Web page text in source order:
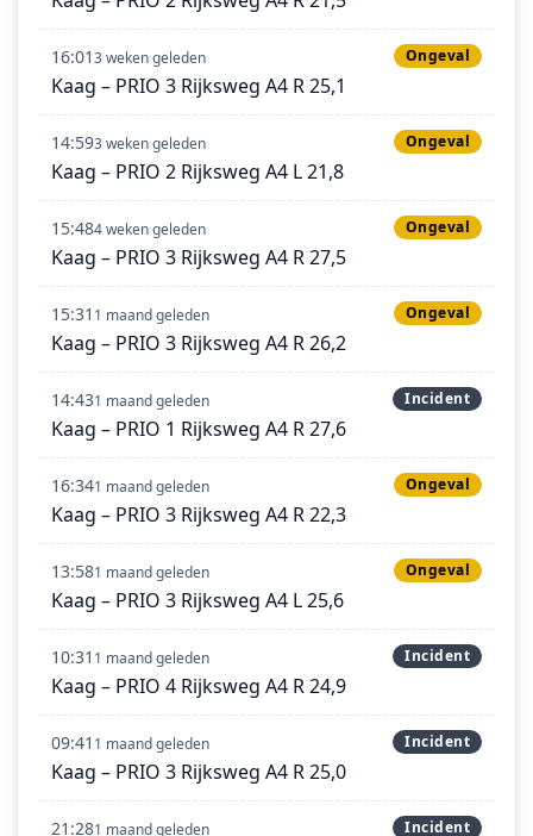
16:013 weken geleden Ongeval
Kaag – PRIO 3 Rijksweg A4 R 25,1
14:593 weken geleden Ongeval
Kaag – PRIO 2 Rijksweg A4 L 21,8
15:484 weken geleden Ongeval
Kaag – PRIO 3 Rijksweg A4 R 27,5
15:31 1 maand geleden Ongeval
Kaag – PRIO 3 Rijksweg A4 R 26,2
14:431 maand geleden Incident
Kaag – PRIO 1 Rijksweg A4 R 27,6
16:341 maand geleden Ongeval
Kaag – PRIO 3 Rijksweg A4 R 22,3
13:581 maand geleden Ongeval
Kaag – PRIO 3 Rijksweg A4 L 25,6
10:31 1 maand geleden Incident
Kaag – PRIO 4 Rijksweg A4 R 24,9
09:41 1 maand geleden Incident
Kaag – PRIO 3 Rijksweg A4 R 25,0
21:281 maand geleden Incident